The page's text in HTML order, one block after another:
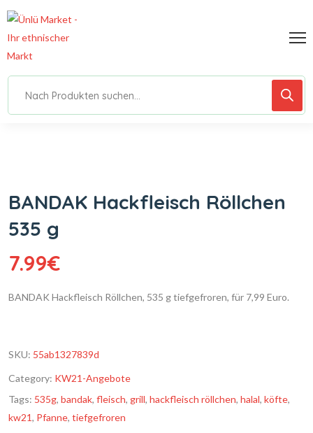
BANDAK Hackfleisch Röllchen
535 g
7.99€
BANDAK Hackfleisch Röllchen, 535 g tiefgefroren, für 7,99 Euro.
SKU: 55ab1327839d
Category: KW21-Angebote
Tags: 535g, bandak, fleisch, grill, hackfleisch röllchen, halal, köfte,
kw21, Pfanne, tiefgefroren